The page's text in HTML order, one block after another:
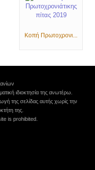
Κοπή Πρωτοχρονι...
ιδιοκτησία της ανωτέρω.
της σελίδας αυτής χωρίς την
της.
is prohibited.